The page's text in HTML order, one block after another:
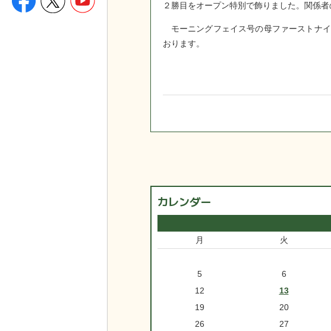
２勝目をオープン特別で飾りました。関係
モーニングフェイス号の母ファーストナ
おります。
カレンダー
月
火
5
6
12
13
19
20
26
27